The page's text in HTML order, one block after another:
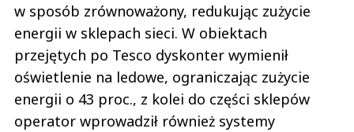
w sposób zrównoważony, redukując zużycie
energii w sklepach sieci. W obiektach
przejętych po Tesco dyskonter wymienił
oświetlenie na ledowe, ograniczając zużycie
energii o 43 proc., z kolei do części sklepów
operator wprowadził również systemy